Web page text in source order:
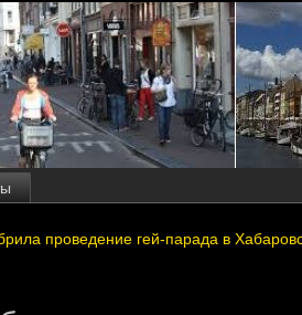
проведение гей-парада в